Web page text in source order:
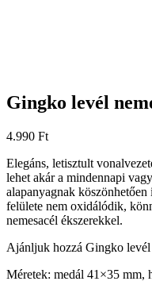
Gingko levél
4.990 Ft
Elegáns, letisztult
lehet akár a mindennapi
alapanyagnak
felülete nem oxidálódik,
nemesacél ékszerekkel.
Ajánljuk hozzá Gingko
Méretek: medál 41×35 mm,